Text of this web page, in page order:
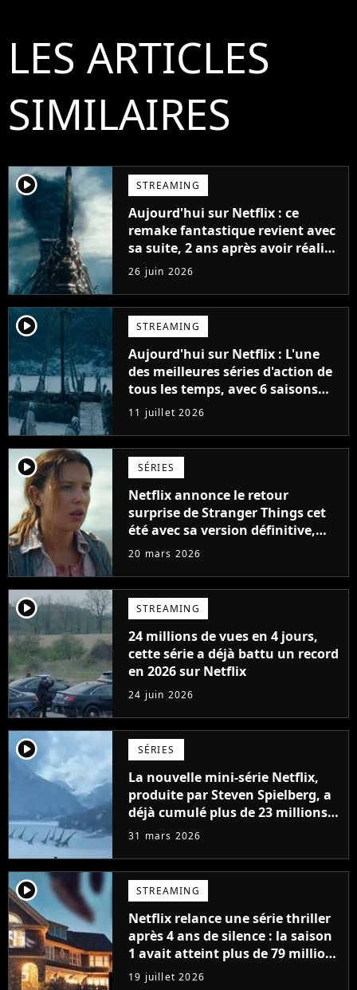
LES ARTICLES
SIMILAIRES
player2 STREAMING
Aujourd'hui sur Netflix : ce
remake fantastique revient avec
sa suite, 2 ans après avoir réalisé
60 millions de vues et régné 6
semaines dans le Top 10
26 juin 2026
player2 STREAMING
Aujourd'hui sur Netflix : L'une
des meilleures séries d'action de
tous les temps, avec 6 saisons
parfaites
11 juillet 2026
player2 SÉRIES
Netflix annonce le retour
surprise de Stranger Things cet
été avec sa version définitive,
une décision historique
20 mars 2026
player2 STREAMING
24 millions de vues en 4 jours,
cette série a déjà battu un record
en 2026 sur Netflix
24 juin 2026
player2 SÉRIES
La nouvelle mini-série Netflix,
produite par Steven Spielberg, a
déjà cumulé plus de 23 millions
de vues
31 mars 2026
player2 STREAMING
Netflix relance une série thriller
après 4 ans de silence : la saison
1 avait atteint plus de 79 millions
de vues
19 juillet 2026